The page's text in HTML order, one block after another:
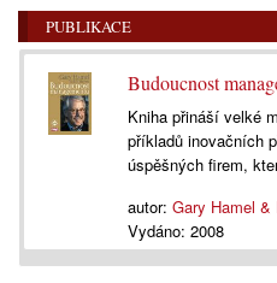
PUBLIKACE
Budoucnost
Kniha přináší velké
příkladů inovačních
úspěšných firem,
autor: Gary Hamel &
Vydáno: 2008